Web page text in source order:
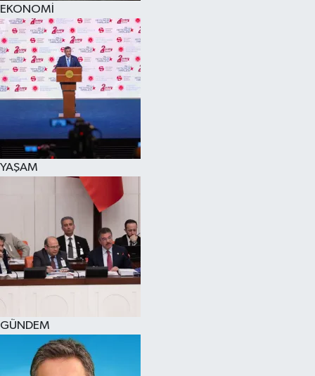
EKONOMİ
YAŞAM
GÜNDEM
SPOR
KÜLTÜR SANAT
FRAGMANLAR